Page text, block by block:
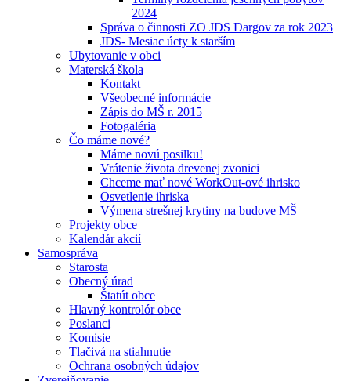
2024
Správa o činnosti ZO JDS Dargov za rok 2023
JDS- Mesiac úcty k starším
Ubytovanie v obci
Materská škola
Kontakt
Všeobecné informácie
Zápis do MŠ r. 2015
Fotogaléria
Čo máme nové?
Máme novú posilku!
Vrátenie života drevenej zvonici
Chceme mať nové WorkOut-ové ihrisko
Osvetlenie ihriska
Výmena strešnej krytiny na budove MŠ
Projekty obce
Kalendár akcií
Samospráva
Starosta
Obecný úrad
Štatút obce
Hlavný kontrolór obce
Poslanci
Komisie
Tlačivá na stiahnutie
Ochrana osobných údajov